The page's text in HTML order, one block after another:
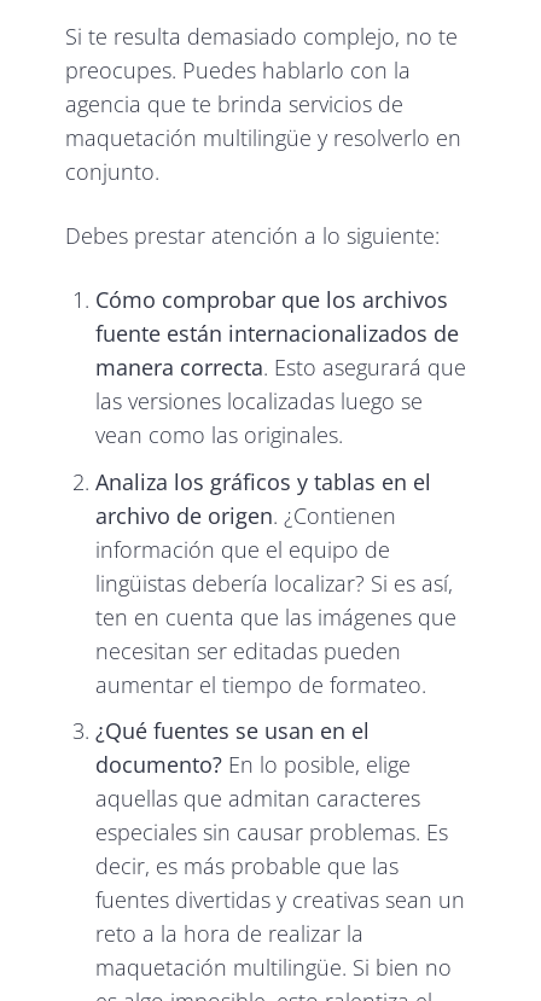
Si te resulta demasiado complejo, no te
preocupes. Puedes hablarlo con la
agencia que te brinda servicios de
maquetación multilingüe y resolverlo en
conjunto.
Debes prestar atención a lo siguiente:
Cómo comprobar que los archivos
fuente están internacionalizados de
manera correcta. Esto asegurará que
las versiones localizadas luego se
vean como las originales.
Analiza los gráficos y tablas en el
archivo de origen. ¿Contienen
información que el equipo de
lingüistas debería localizar? Si es así,
ten en cuenta que las imágenes que
necesitan ser editadas pueden
aumentar el tiempo de formateo.
¿Qué fuentes se usan en el
documento? En lo posible, elige
aquellas que admitan caracteres
especiales sin causar problemas. Es
decir, es más probable que las
fuentes divertidas y creativas sean un
reto a la hora de realizar la
maquetación multilingüe. Si bien no